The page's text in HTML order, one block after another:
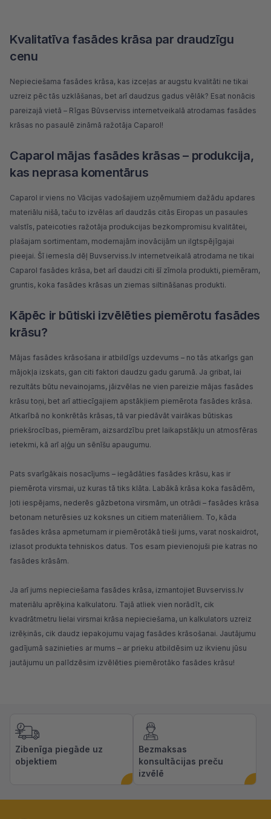
Kvalitatīva fasādes krāsa par draudzīgu
cenu
Nepieciešama fasādes krāsa, kas izceļas ar augstu kvalitāti ne tikai
uzreiz pēc tās uzklāšanas, bet arī daudzus gadus vēlāk? Esat nonācis
pareizajā vietā – Rīgas Būvserviss internetveikalā atrodamas fasādes
krāsas no pasaulē zināmā ražotāja Caparol!
Caparol mājas fasādes krāsas – produkcija,
kas neprasa komentārus
Caparol ir viens no Vācijas vadošajiem uzņēmumiem dažādu apdares
materiālu nišā, taču to izvēlas arī daudzās citās Eiropas un pasaules
valstīs, pateicoties ražotāja produkcijas bezkompromisu kvalitātei,
plašajam sortimentam, modernajām inovācijām un ilgtspējīgajai
pieejai. Šī iemesla dēļ Buvserviss.lv internetveikalā atrodama ne tikai
Caparol fasādes krāsa, bet arī daudzi citi šī zīmola produkti, piemēram,
gruntis, koka fasādes krāsas un ziemas siltināšanas produkti.
Kāpēc ir būtiski izvēlēties piemērotu fasādes
krāsu?
Mājas fasādes krāsošana ir atbildīgs uzdevums – no tās atkarīgs gan
mājokļa izskats, gan citi faktori daudzu gadu garumā. Ja gribat, lai
rezultāts būtu nevainojams, jāizvēlas ne vien pareizie mājas fasādes
krāsu toņi, bet arī attiecīgajiem apstākļiem piemērota fasādes krāsa.
Atkarībā no konkrētās krāsas, tā var piedāvāt vairākas būtiskas
priekšrocības, piemēram, aizsardzību pret laikapstākļu un atmosfēras
ietekmi, kā arī aļģu un sēnīšu apaugumu.
Pats svarīgākais nosacījums – iegādāties fasādes krāsu, kas ir
piemērota virsmai, uz kuras tā tiks klāta. Labākā krāsa koka fasādēm,
ļoti iespējams, nederēs gāzbetona virsmām, un otrādi – fasādes krāsa
betonam neturēsies uz koksnes un citiem materiāliem. To, kāda
fasādes krāsa apmetumam ir piemērotākā tieši jums, varat noskaidrot,
izlasot produkta tehniskos datus. Tos esam pievienojuši pie katras no
fasādes krāsām.
Ja arī jums nepieciešama fasādes krāsa, izmantojiet Buvserviss.lv
materiālu aprēķina kalkulatoru. Tajā atliek vien norādīt, cik
kvadrātmetru lielai virsmai krāsa nepieciešama, un kalkulators uzreiz
izrēķinās, cik daudz iepakojumu vajag fasādes krāsošanai. Jautājumu
gadījumā sazinieties ar mums – ar prieku atbildēsim uz ikvienu jūsu
jautājumu un palīdzēsim izvēlēties piemērotāko fasādes krāsu!
Zibenīga piegāde uz
objektiem
Bezmaksas
konsultācijas preču
izvēlē